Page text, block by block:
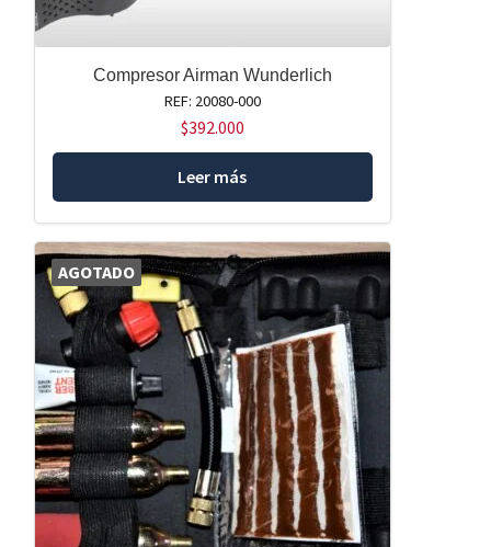
Compresor Airman Wunderlich
REF: 20080-000
$392.000
Leer más
AGOTADO